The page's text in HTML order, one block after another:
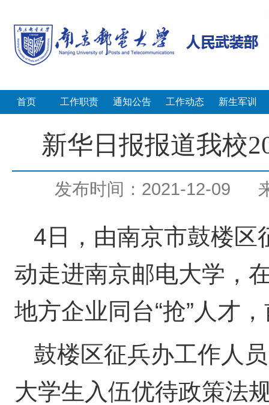
首页 工作职责 通知公告 工作动态 新生军训
新华日报报道我校
发布时间：2021-12-09
4日，由南京市鼓楼区
动走进南京邮电大学，
地方企业同台“抢”人才
鼓楼区征兵办工作人
大学生入伍优待政策法